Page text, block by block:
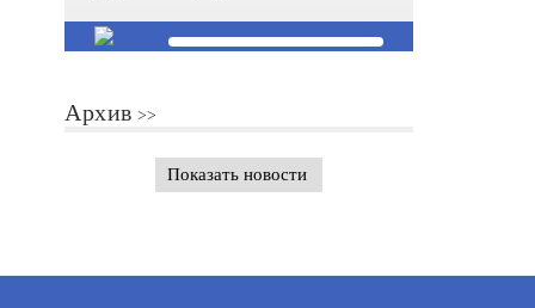
Архив
Показать новости